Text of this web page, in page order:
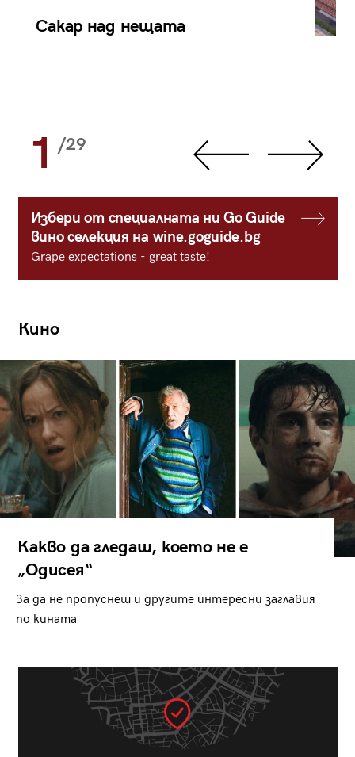
Сакар над нещата
1 /29
Избери от специалната ни Go Guide
вино селекция на wine.goguide.bg
Grape expectations - great taste!
Кино
Какво да гледаш, което не е
„Одисея“
За да не пропуснеш и другите интересни заглавия
по кината